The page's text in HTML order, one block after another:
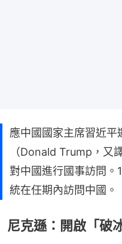
應中國國家主席習近平
（Donald Trump，又
對中國進行國事訪問。
統在任期內訪問中國。
尼克遜：開啟「破